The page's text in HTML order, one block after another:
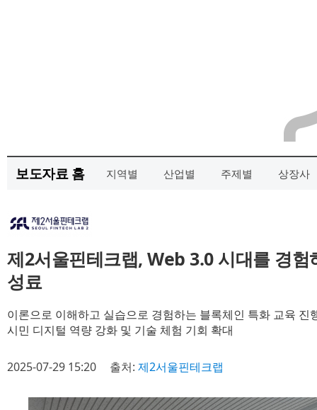
보도자료 홈 지역별 산업별 주제별 상장사
제2서울핀테크랩, Web 3.0 시대를 경험
성료
이론으로 이해하고 실습으로 경험하는 블록체인 특화 교육 진
시민 디지털 역량 강화 및 기술 체험 기회 확대
2025-07-29 15:20 출처: 제2서울핀테크랩